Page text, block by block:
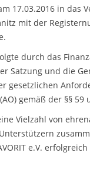
17.03.2016 in das
mit der
durch das
Satzung und die
gesetzlichen
gemäß der §§ 59
Vielzahl von
e.V.